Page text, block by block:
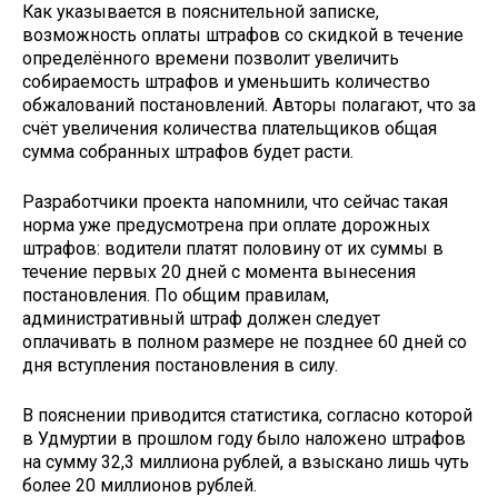
Как указывается в пояснительной записке,
возможность оплаты штрафов со скидкой в течение
определённого времени позволит увеличить
собираемость штрафов и уменьшить количество
обжалований постановлений. Авторы полагают, что за
счёт увеличения количества плательщиков общая
сумма собранных штрафов будет расти.
Разработчики проекта напомнили, что сейчас такая
норма уже предусмотрена при оплате дорожных
штрафов: водители платят половину от их суммы в
течение первых 20 дней с момента вынесения
постановления. По общим правилам,
административный штраф должен следует
оплачивать в полном размере не позднее 60 дней со
дня вступления постановления в силу.
В пояснении приводится статистика, согласно которой
в Удмуртии в прошлом году было наложено штрафов
на сумму 32,3 миллиона рублей, а взыскано лишь чуть
более 20 миллионов рублей.